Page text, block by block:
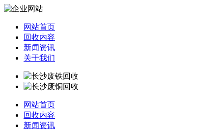
网站首页
回收内容
新闻资讯
关于我们
网站首页
回收内容
新闻资讯